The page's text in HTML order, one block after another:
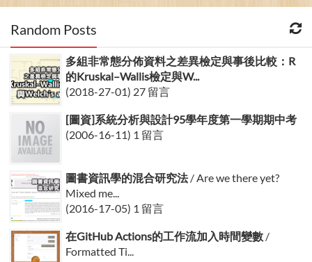
Random Posts
多組非常態分佈資料之差異檢定與事後比較：R
的Kruskal–Wallis檢定與W...
(2018-27-01) 27 留言
[圖資]系統分析與設計95學年度第一學期期中考
(2006-16-11) 1 留言
圖書資訊學的混合研究法/ Are we there yet?
Mixed me...
(2016-17-05) 1 留言
在GitHub Actions的工作流加入時間變數 /
Formatted Ti...